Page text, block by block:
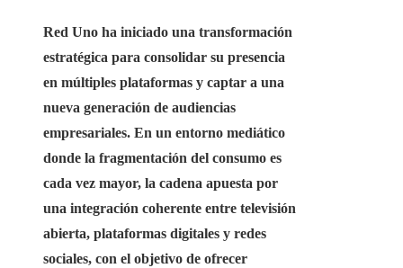
Red Uno ha iniciado una transformación
estratégica para consolidar su presencia
en múltiples plataformas y captar a una
nueva generación de audiencias
empresariales. En un entorno mediático
donde la fragmentación del consumo es
cada vez mayor, la cadena apuesta por
una integración coherente entre televisión
abierta, plataformas digitales y redes
sociales, con el objetivo de ofrecer